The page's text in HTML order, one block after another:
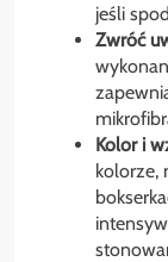
jeśli
Zwróć
Kolor i
kolorze,